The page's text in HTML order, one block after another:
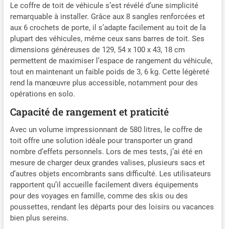
facilement transporter les
bagages de 6 personnes.
【Compatibilité
universelle】Équipé de 6
crochets de porte et de 2
sangles réglables
supplémentaires, le coffre
de toit Sailnovo peut être
utilisé sur la plupart des
sans barres de toit. Facile à
rien de temps. **Important
:** Assurez-vous que le toit
de votre véhicule mesure au
moins 58" × 42" et qu'il ne
s'agit pas d'un modèle à
deux portes ou équipé de
portes coulissantes ou d'un
toit en verre avant
Le coffre de toit de véhicule s’est révélé d’une simplicité
remarquable à installer. Grâce aux 8 sangles renforcées et
aux 6 crochets de porte, il s’adapte facilement au toit de la
plupart des véhicules, même ceux sans barres de toit. Ses
dimensions généreuses de 129, 54 x 100 x 43, 18 cm
permettent de maximiser l’espace de rangement du véhicule,
tout en maintenant un faible poids de 3, 6 kg. Cette légèreté
rend la manœuvre plus accessible, notamment pour des
opérations en solo.
Capacité de rangement et praticité
Avec un volume impressionnant de 580 litres, le coffre de
toit offre une solution idéale pour transporter un grand
nombre d’effets personnels. Lors de mes tests, j’ai été en
mesure de charger deux grandes valises, plusieurs sacs et
d’autres objets encombrants sans difficulté. Les utilisateurs
rapportent qu’il accueille facilement divers équipements
pour des voyages en famille, comme des skis ou des
poussettes, rendant les départs pour des loisirs ou vacances
bien plus sereins.